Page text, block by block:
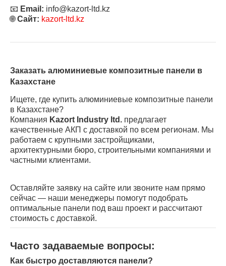
📧 Email: info@kazort-ltd.kz
🌐Сайт: kazort-ltd.kz
Заказать алюминиевые композитные панели в
Казахстане
Ищете, где купить алюминиевые композитные панели
в Казахстане?
Компания Kazort Industry ltd. предлагает
качественные АКП с доставкой по всем регионам. Мы
работаем с крупными застройщиками,
архитектурными бюро, строительными компаниями и
частными клиентами.
Оставляйте заявку на сайте или звоните нам прямо
сейчас — наши менеджеры помогут подобрать
оптимальные панели под ваш проект и рассчитают
стоимость с доставкой.
Часто задаваемые вопросы:
Как быстро доставляются панели?